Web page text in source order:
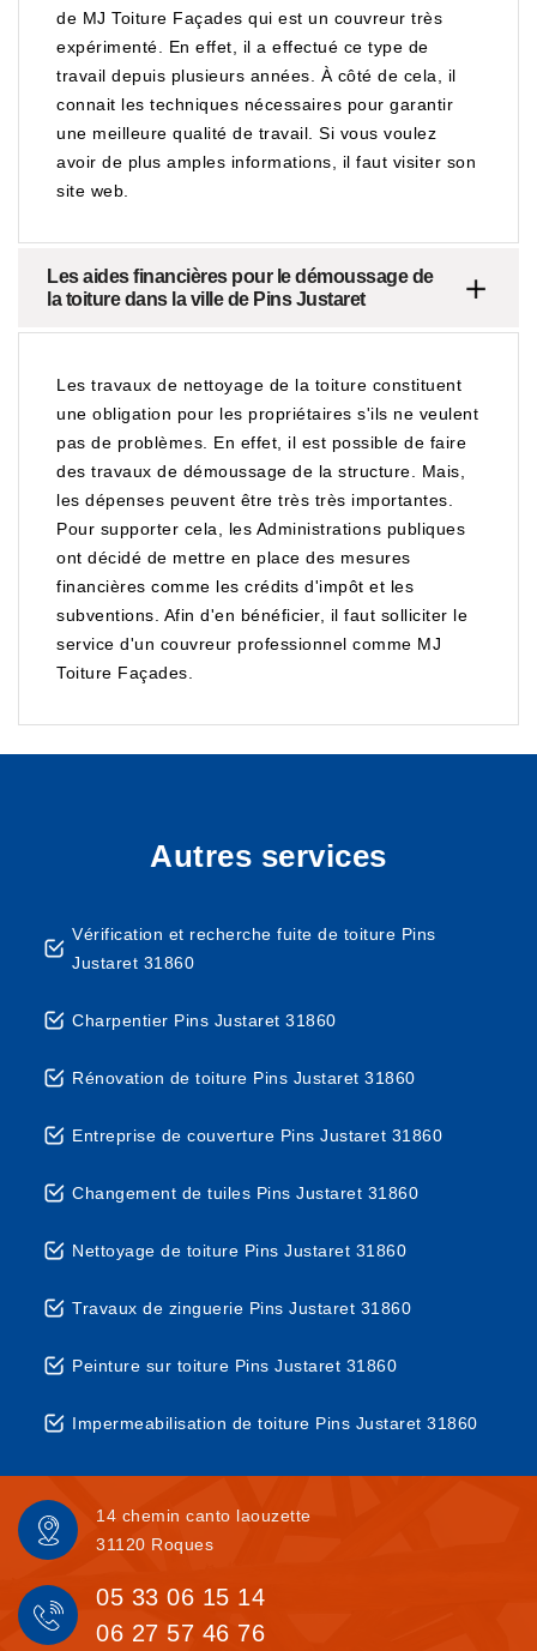
de MJ Toiture Façades qui est un couvreur très
expérimenté. En effet, il a effectué ce type de
travail depuis plusieurs années. À côté de cela, il
connait les techniques nécessaires pour garantir
une meilleure qualité de travail. Si vous voulez
avoir de plus amples informations, il faut visiter son
site web.
Les aides financières pour le démoussage de
la toiture dans la ville de Pins Justaret
Les travaux de nettoyage de la toiture constituent
une obligation pour les propriétaires s'ils ne veulent
pas de problèmes. En effet, il est possible de faire
des travaux de démoussage de la structure. Mais,
les dépenses peuvent être très très importantes.
Pour supporter cela, les Administrations publiques
ont décidé de mettre en place des mesures
financières comme les crédits d'impôt et les
subventions. Afin d'en bénéficier, il faut solliciter le
service d'un couvreur professionnel comme MJ
Toiture Façades.
Autres services
Vérification et recherche fuite de toiture Pins
Justaret 31860
Charpentier Pins Justaret 31860
Rénovation de toiture Pins Justaret 31860
Entreprise de couverture Pins Justaret 31860
Changement de tuiles Pins Justaret 31860
Nettoyage de toiture Pins Justaret 31860
Travaux de zinguerie Pins Justaret 31860
Peinture sur toiture Pins Justaret 31860
Impermeabilisation de toiture Pins Justaret 31860
14 chemin canto laouzette
31120 Roques
05 33 06 15 14
06 27 57 46 76